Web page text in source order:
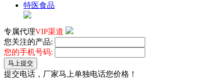
特医食品
专属代理VIP渠道
您关注的产品:
您的手机号码:
马上提交
提交电话，厂家马上单独电话您价格！